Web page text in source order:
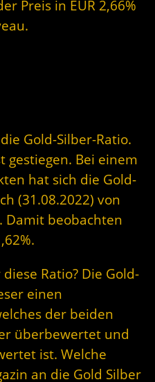
Preis in EUR 2,66%
Gold-Silber-Ratio.
gestiegen. Bei einem
hat sich die Gold-
(31.08.2022) von
Damit beobachten
Ratio? Die Gold-
einen
der beiden
überbewertet und
ist. Welche
an die Gold Silber